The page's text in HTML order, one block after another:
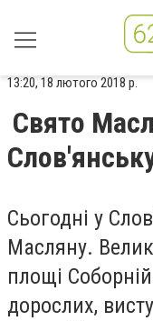
13:20, 18 лютого 2018 р.
Свято
Сьогодні у
Масляну.
площі
дорослих,